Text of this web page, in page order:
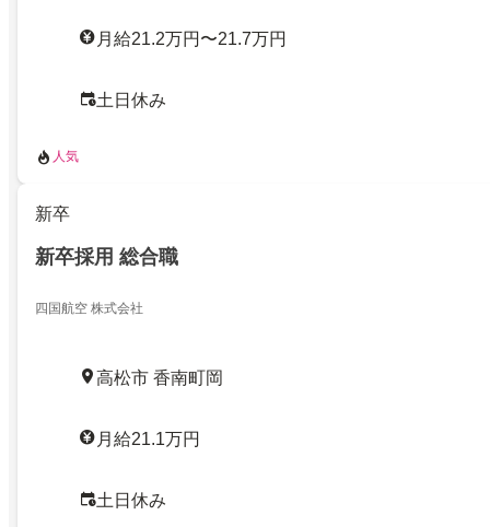
月給21.2万円〜21.7万円
土日休み
人気
新卒
新卒採用 総合職
四国航空 株式会社
高松市 香南町岡
月給21.1万円
土日休み